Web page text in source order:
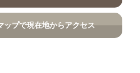
ップで現在地からアクセス